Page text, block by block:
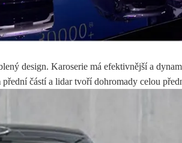
design. Karoserie má efektivnější a
částí a lidar tvoří dohromady celou